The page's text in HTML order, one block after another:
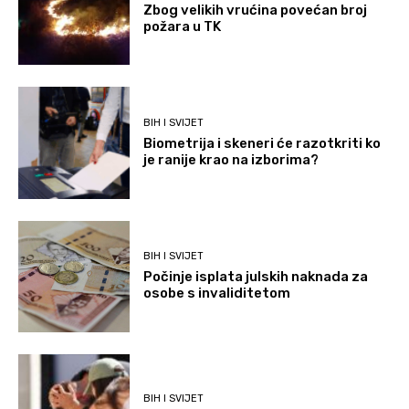
Zbog velikih vrućina povećan broj
požara u TK
BIH I SVIJET
Biometrija i skeneri će razotkriti ko
je ranije krao na izborima?
BIH I SVIJET
Počinje isplata julskih naknada za
osobe s invaliditetom
BIH I SVIJET